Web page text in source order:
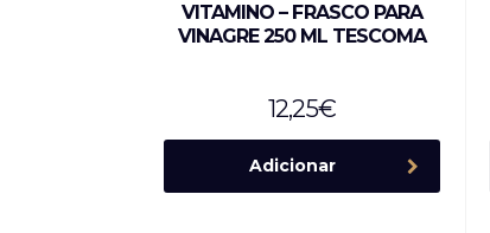
VITAMINO – FRASCO PARA
VINAGRE 250 ML TESCOMA
12,25€
Adicionar